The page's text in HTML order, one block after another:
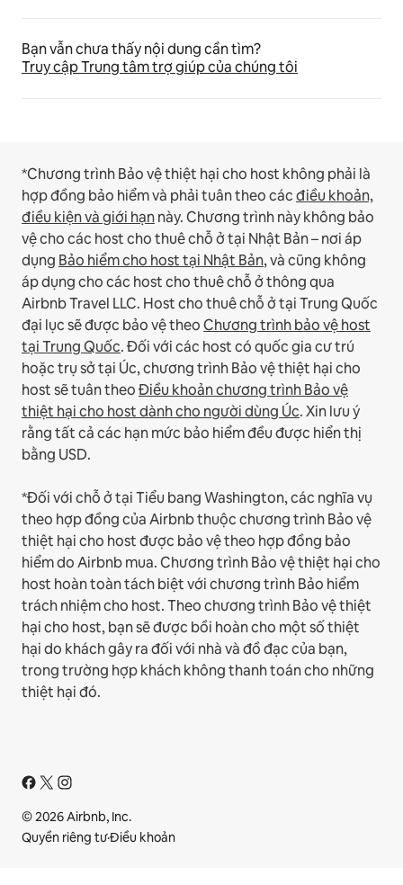
Bạn vẫn chưa thấy nội dung cần tìm?
Truy cập Trung tâm trợ giúp của chúng tôi
*Chương trình Bảo vệ thiệt hại cho host không phải là
hợp đồng bảo hiểm và phải tuân theo cácđiều khoản,
điều kiện và giới hạnnày.Chương trình này không bảo
vệ cho các host cho thuê chỗ ở tại Nhật Bản – nơi áp
dụng Bảo hiểm cho host tại Nhật Bản, và cũng không
áp dụng cho các host cho thuê chỗ ở thông qua
Airbnb Travel LLC. Host cho thuê chỗ ở tại Trung Quốc
đại lục sẽ được bảo vệ theoChương trình bảo vệ host
tại Trung Quốc.Đối với các host có quốc gia cư trú
hoặc trụ sở tại Úc, chương trình Bảo vệ thiệt hại cho
host sẽ tuân theoĐiều khoản chương trình Bảo vệ
thiệt hại cho host dành cho người dùng Úc. Xin lưu ý
rằng tất cả các hạn mức bảo hiểm đều được hiển thị
bằng USD.
*Đối với chỗ ở tại Tiểu bang Washington, các nghĩa vụ
theo hợp đồng của Airbnb thuộc chương trình Bảo vệ
thiệt hại cho host được bảo vệ theo hợp đồng bảo
hiểm do Airbnb mua. Chương trình Bảo vệ thiệt hại cho
host hoàn toàn tách biệt với chương trình Bảo hiểm
trách nhiệm cho host. Theo chương trình Bảo vệ thiệt
hại cho host, bạn sẽ được bồi hoàn cho một số thiệt
hại do khách gây ra đối với nhà và đồ đạc của bạn,
trong trường hợp khách không thanh toán cho những
thiệt hại đó.
© 2026 Airbnb, Inc.
Quyền riêng tư·Điều khoản